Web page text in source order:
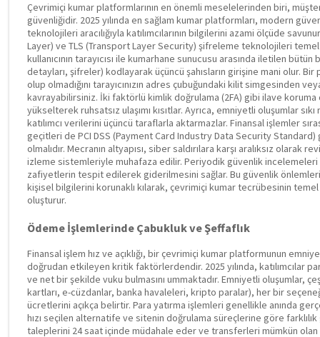
Çevrimiçi kumar platformlarının en önemli meselelerinden biri,
güvenliğidir. 2025 yılında en sağlam kumar platformları, modern
teknolojileri aracılığıyla katılımcılarının bilgilerini azami ölçüde
Layer) ve TLS (Transport Layer Security) şifreleme teknolojileri
kullanıcının tarayıcısı ile kumarhane sunucusu arasında iletilen
detayları, şifreler) kodlayarak üçüncü şahısların girişine mani olur.
olup olmadığını tarayıcınızın adres çubuğundaki kilit simgesinden
kavrayabilirsiniz. İki faktörlü kimlik doğrulama (2FA) gibi ilave
yükselterek ruhsatsız ulaşımı kısıtlar. Ayrıca, emniyetli oluşumlar
katılımcı verilerini üçüncü taraflarla aktarmazlar. Finansal işlemler
geçitleri de PCI DSS (Payment Card Industry Data Security
olmalıdır. Mecranın altyapısı, siber saldırılara karşı aralıksız olarak
izleme sistemleriyle muhafaza edilir. Periyodik güvenlik
zafiyetlerin tespit edilerek giderilmesini sağlar. Bu güvenlik önlemleri,
kişisel bilgilerini korunaklı kılarak, çevrimiçi kumar tecrübesinin temel
oluşturur.
Ödeme İşlemlerinde Çabukluk ve Şeffaflık
Finansal işlem hız ve açıklığı, bir çevrimiçi kumar platformunun
doğrudan etkileyen kritik faktörlerdendir. 2025 yılında, katılımcılar
ve net bir şekilde vuku bulmasını ummaktadır. Emniyetli oluşumlar,
kartları, e-cüzdanlar, banka havaleleri, kripto paralar), her bir
ücretlerini açıkça belirtir. Para yatırma işlemleri genellikle anında
hızı seçilen alternatife ve sitenin doğrulama süreçlerine göre
taleplerini 24 saat içinde müdahale eder ve transferleri mümkün olan